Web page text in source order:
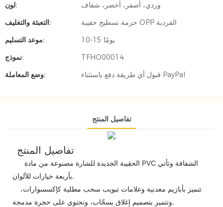
لون:
وردي، أصفر، أخضر، شفاف
التعبئة والتغليف:
حزمة تسطيح حقيبة OPP الفردية
موعد التسليم:
10-15 يومًا
نموذج:
TFHO00014
وضع المعاملة:
قبول أي طريقة دفع باستثناء PayPal
تفاصيل المنتج
تفاصيل المنتج
بأربعة خيارات للألوان.
وتتميز بتصميم إغلاق بسحّاب، وتحتوي على حجرة مدمجة.